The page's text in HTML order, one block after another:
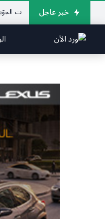
خبر عاجل
اللبناني للرياضات الجوّية